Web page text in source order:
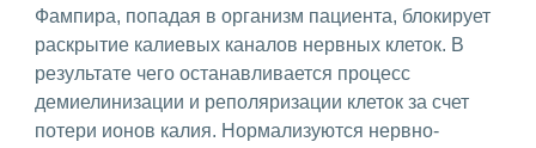
Фампира, попадая в организм пациента, блокирует
раскрытие калиевых каналов нервных клеток. В
результате чего останавливается процесс
демиелинизации и реполяризации клеток за счет
потери ионов калия. Нормализуются нервно-